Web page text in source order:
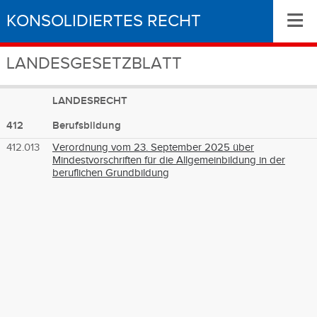
KONSOLIDIERTES RECHT
LANDESGESETZBLATT
≡
LANDESRECHT
412
Berufsbildung
412.013
Verordnung vom 23. September 2025 über
Mindestvorschriften für die Allgemeinbildung in der
beruflichen Grundbildung